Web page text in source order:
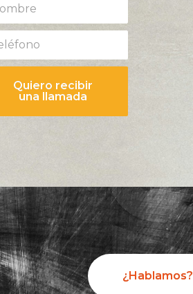
Quiero recibir
una llamada
¿Hablamos?